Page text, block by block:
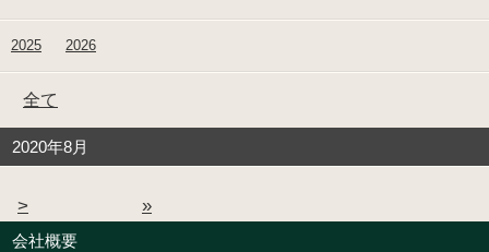
2025 2026
全て
2020年8月
> »
会社概要